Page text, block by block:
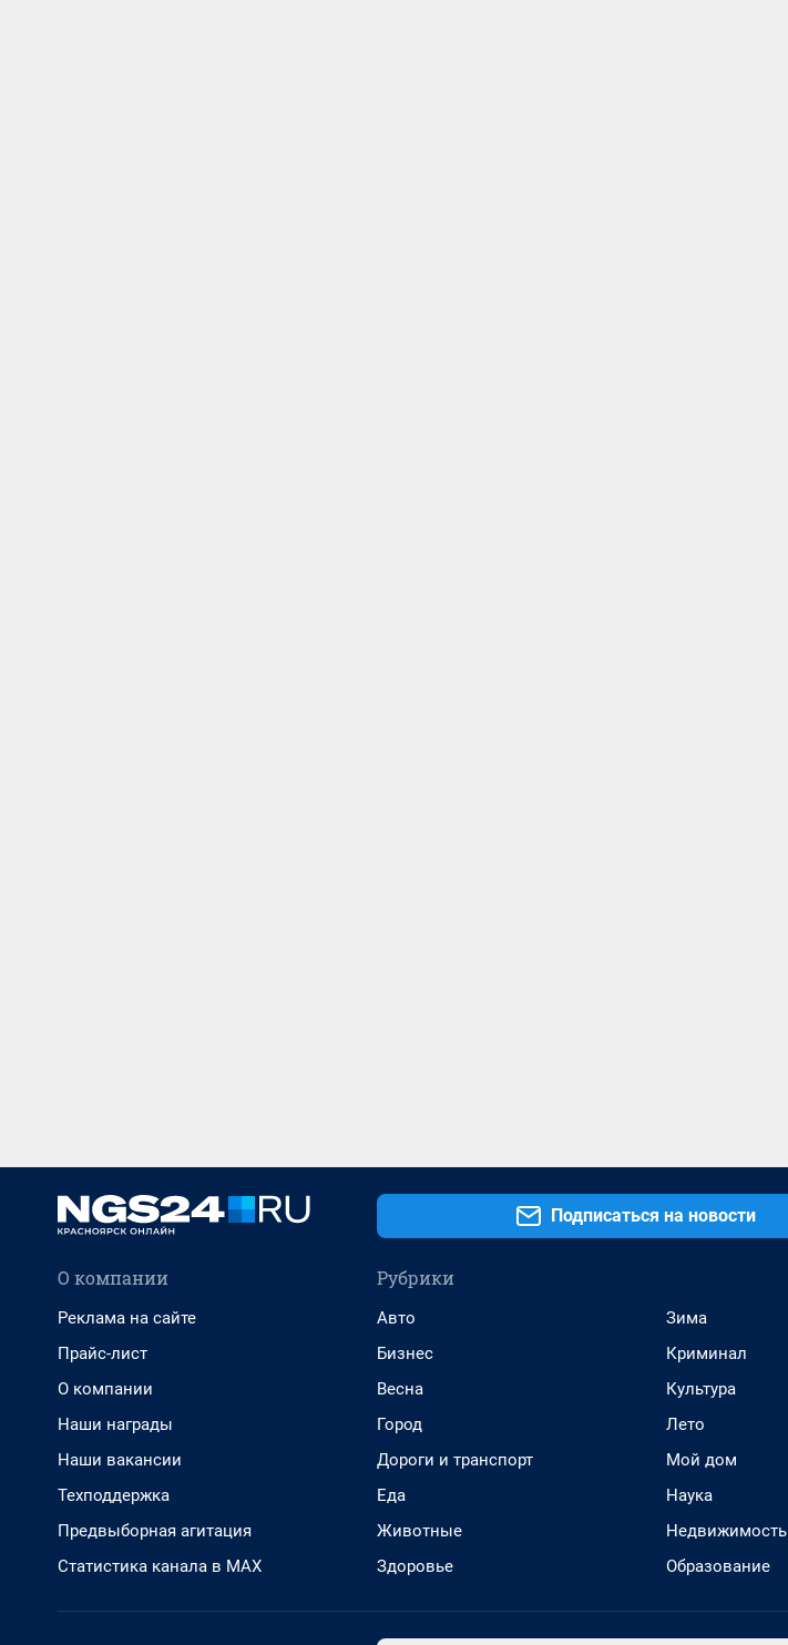
Подписаться на новости
О компании
Реклама на сайте
Прайс-лист
О компании
Наши награды
Наши вакансии
Техподдержка
Предвыборная агитация
Статистика канала в MAX
Рубрики
Авто
Бизнес
Весна
Город
Дороги и транспорт
Еда
Животные
Здоровье
Зима
Криминал
Культура
Лето
Мой дом
Наука
Недвижимость
Образование